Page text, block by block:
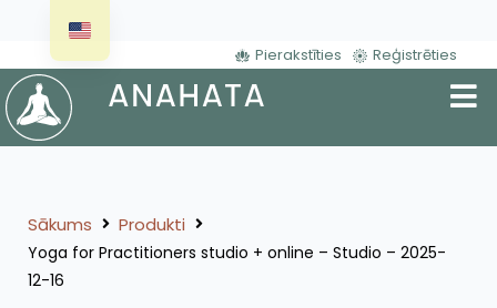
Pierakstīties Reģistrēties
Sākums Produkti
Yoga for Practitioners studio + online – Studio – 2025-
12-16